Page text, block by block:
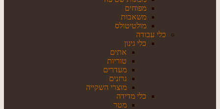
מפוחים
משאבות
מולטיטולס
כלי עבודה
כלי גינון
אתים
טוריות
מעדרים
גרזנים
מוצרי השקייה
כלי מדידה
מטר